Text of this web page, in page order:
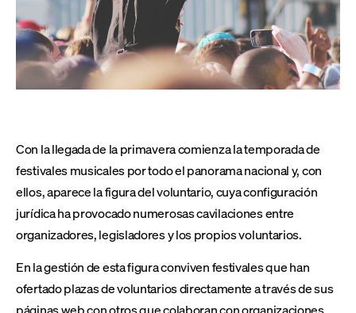
Con la llegada de la primavera comienza la temporada de
festivales musicales por todo el panorama nacional y, con
ellos, aparece la figura del voluntario, cuya configuración
jurídica ha provocado numerosas cavilaciones entre
organizadores, legisladores y los propios voluntarios.
En la gestión de esta figura conviven festivales que han
ofertado plazas de voluntarios directamente a través de sus